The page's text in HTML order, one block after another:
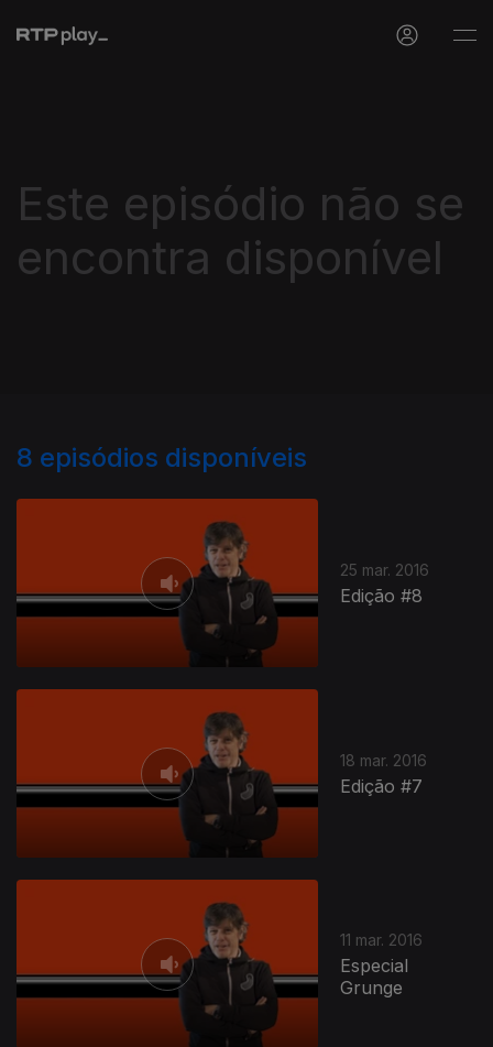
Este episódio não se
encontra disponível
8 episódios disponíveis
25 mar. 2016
Edição #8
18 mar. 2016
Edição #7
11 mar. 2016
Especial
Grunge